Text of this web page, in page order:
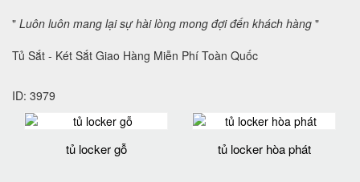
" Luôn luôn mang lại sự hài lòng mong đợi đến khách hàng "
Tủ Sắt - Két Sắt Giao Hàng Miễn Phí Toàn Quốc
ID: 3979
tủ locker gỗ tủ locker hòa phát